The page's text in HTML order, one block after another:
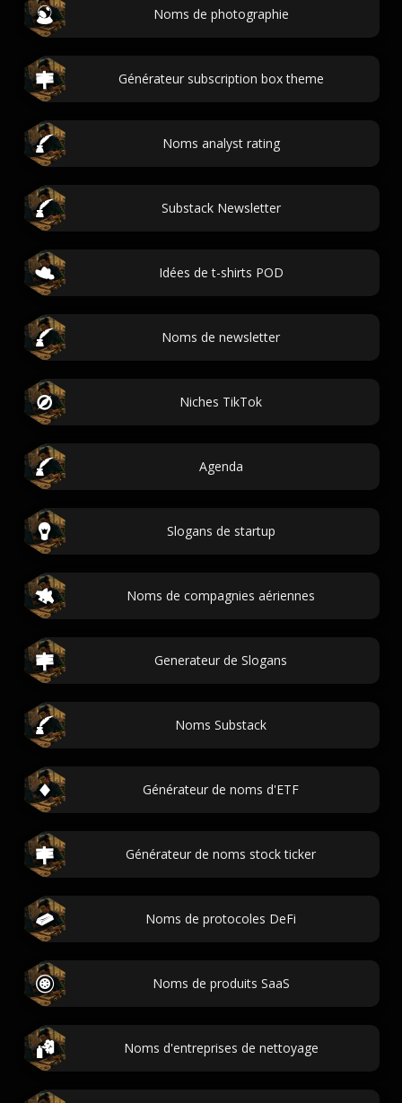
Noms de photographie
Générateur subscription box theme
Noms analyst rating
Substack Newsletter
Idées de t-shirts POD
Noms de newsletter
Niches TikTok
Agenda
Slogans de startup
Noms de compagnies aériennes
Generateur de Slogans
Noms Substack
Générateur de noms d'ETF
Générateur de noms stock ticker
Noms de protocoles DeFi
Noms de produits SaaS
Noms d'entreprises de nettoyage